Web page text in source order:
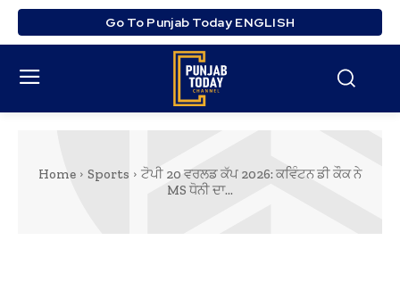
Go To Punjab Today ENGLISH
Home Sports
ਟੋਪੀ 20 ਵਰਲਡ ਕੱਪ 2026: ਕਵਿੰਟਨ ਡੀ ਕੌਕ ਨੇ
MS ਧੋਨੀ ਦਾ...